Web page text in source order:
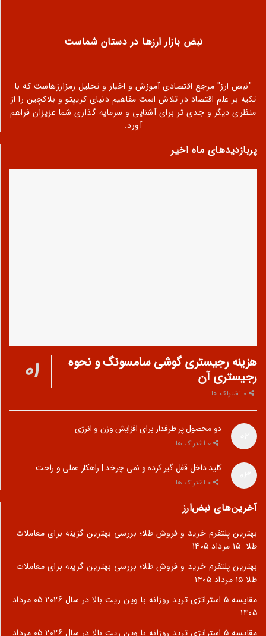
نبض بازار ارزها در دستان شماست
"نبض ارز" مرجع اقتصادی آموزش و اخبار و تحلیل رمزارزهاست که با
تکیه بر علم اقتصاد در تلاش است مفاهیم دنیای کریپتو و بلاکچین را از
منظری دیگر و جدی تر برای آشنایی و سرمایه گذاری شما عزیزان فراهم
آورد.
پربازدیدهای ماه اخیر
هزینه رجیستری گوشی سامسونگ و نحوه
رجیستری آن
دو محصول پر طرفدار برای افزایش وزن و انرژی
کلید داخل قفل گیر کرده و نمی چرخد | راهکار عملی و راحت
آخرین‌های نبض‌ارز
بهترین پلتفرم خرید و فروش طلا؛ بررسی بهترین گزینه برای معاملات
طلا ۱۵ مرداد ۱۴۰۵
بهترین پلتفرم خرید و فروش طلا؛ بررسی بهترین گزینه برای معاملات
طلا ۱۵ مرداد ۱۴۰۵
مقایسه 5 استراتژی ترید روزانه با وین ریت بالا در سال 2026
۰۵ مرداد
۱۴۰۵
مقایسه 5 استراتژی ترید روزانه با وین ریت بالا در سال 2026
۰۵ مرداد